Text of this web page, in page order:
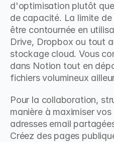
d'optimisation plutôt
de capacité. La limite
être contournée en
Drive, Dropbox ou tout
stockage cloud. Vous
dans Notion tout en
fichiers volumineux
Pour la collaboration,
manière à maximiser
adresses email
Créez des pages